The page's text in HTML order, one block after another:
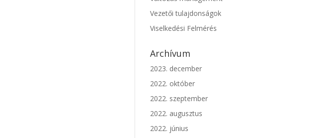
Vezetői tulajdonságok
Viselkedési Felmérés
Archívum
2023. december
2022. október
2022. szeptember
2022. augusztus
2022. június